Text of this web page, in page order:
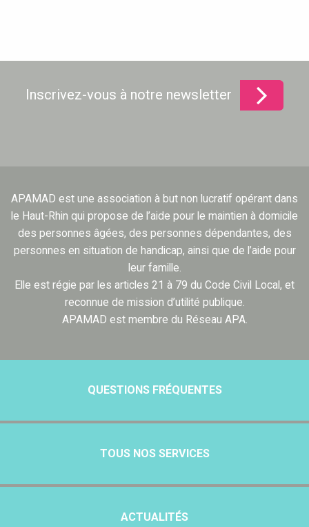
Inscrivez-vous à notre newsletter
APAMAD est une association à but non lucratif opérant dans
le Haut-Rhin qui propose de l’aide pour le maintien à domicile
des personnes âgées, des personnes dépendantes, des
personnes en situation de handicap, ainsi que de l’aide pour
leur famille.
Elle est régie par les articles 21 à 79 du Code Civil Local, et
reconnue de mission d’utilité publique.
APAMAD est membre du Réseau APA.
QUESTIONS FRÉQUENTES
TOUS NOS SERVICES
ACTUALITÉS